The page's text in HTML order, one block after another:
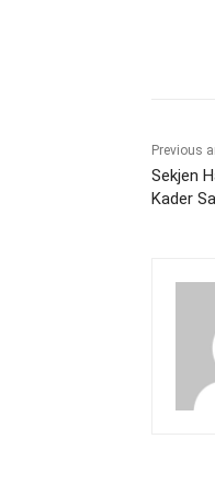
Previous
Sekjen
Kader